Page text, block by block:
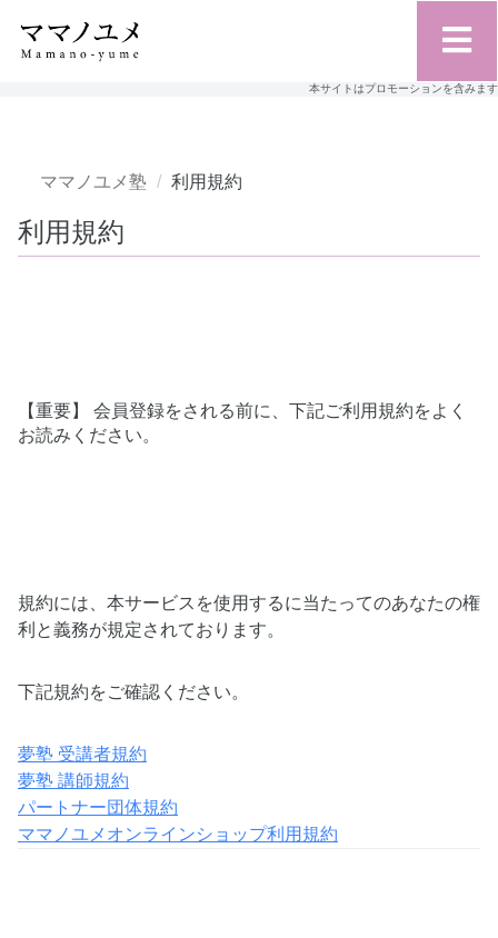
本サイトはプロモーションを含みます
ママノユメ塾 利用規約
利用規約
【重要】 会員登録をされる前に、下記ご利用規約をよく
お読みください。
規約には、本サービスを使用するに当たってのあなたの権
利と義務が規定されております。
下記規約をご確認ください。
夢塾 受講者規約
夢塾 講師規約
パートナー団体規約
ママノユメオンラインショップ利用規約